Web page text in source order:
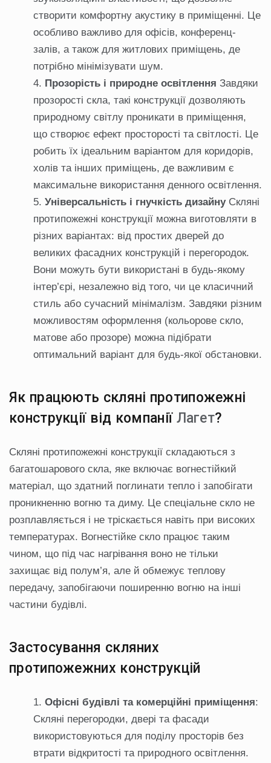
створити комфортну акустику в приміщенні. Це
особливо важливо для офісів, конференц-
залів, а також для житлових приміщень, де
потрібно мінімізувати шум.
Прозорість і природне освітлення Завдяки
прозорості скла, такі конструкції дозволяють
природному світлу проникати в приміщення,
що створює ефект просторості та світлості. Це
робить їх ідеальним варіантом для коридорів,
холів та інших приміщень, де важливим є
максимальне використання денного освітлення.
Універсальність і гнучкість дизайнуСкляні
протипожежні конструкції можна виготовляти в
різних варіантах: від простих дверей до
великих фасадних конструкцій і перегородок.
Вони можуть бути використані в будь-якому
інтер’єрі, незалежно від того, чи це класичний
стиль або сучасний мінімалізм. Завдяки різним
можливостям оформлення (кольорове скло,
матове або прозоре) можна підібрати
оптимальний варіант для будь-якої обстановки.
Як працюють скляні протипожежні
конструкції від компанії Лагет?
Скляні протипожежні конструкції складаються з
багатошарового скла, яке включає вогнестійкий
матеріал, що здатний поглинати тепло і запобігати
проникненню вогню та диму. Це спеціальне скло не
розплавляється і не тріскається навіть при високих
температурах. Вогнестійке скло працює таким
чином, що під час нагрівання воно не тільки
захищає від полум’я, але й обмежує теплову
передачу, запобігаючи поширенню вогню на інші
частини будівлі.
Застосування скляних
протипожежних конструкцій
Офісні будівлі та комерційні приміщення:
Скляні перегородки, двері та фасади
використовуються для поділу просторів без
втрати відкритості та природного освітлення.